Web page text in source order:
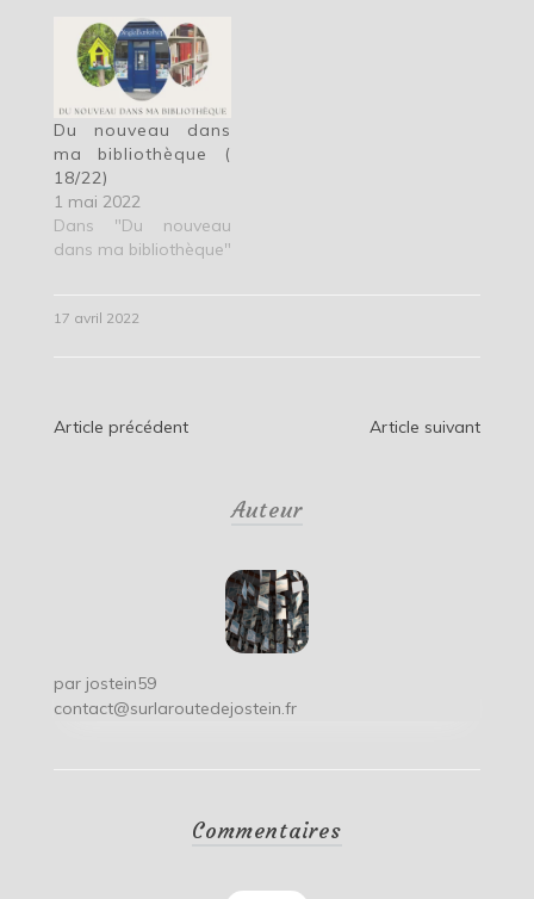
Du nouveau dans
ma bibliothèque (
18/22)
1 mai 2022
Dans "Du nouveau
dans ma bibliothèque"
17 avril 2022
Navigation
Article précédent Article suivant
Auteur
par jostein59
contact@surlaroutedejostein.fr
Commentaires